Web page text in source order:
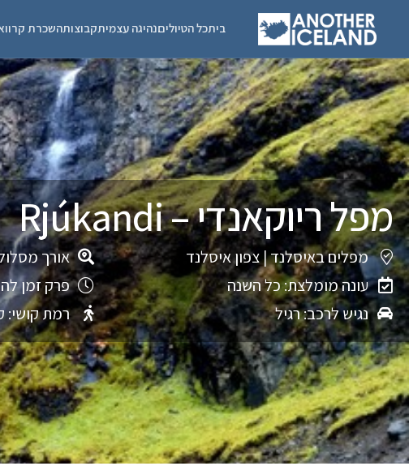
ביתכל הטיוליםנהיגה עצמיתקבוצותהשכרת
מפל ריוקאנדי – Rjúkandi
מפלים באיסלנד|צפון איסלנד
עונה מומלצת: כל השנה
נגיש לרכב: רגיל
אורך
פרק זמן
רמת קושי: